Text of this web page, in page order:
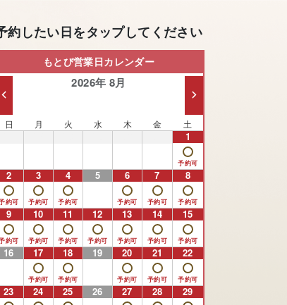
約したい日をタップしてください
もとび営業日カレンダー
2026年 8月
日 月 火 水 木 金 土
1
2 3 4 5 6 7 8
9 10 11 12 13 14 15
16 17 18 19 20 21 22
23 24 25 26 27 28 29